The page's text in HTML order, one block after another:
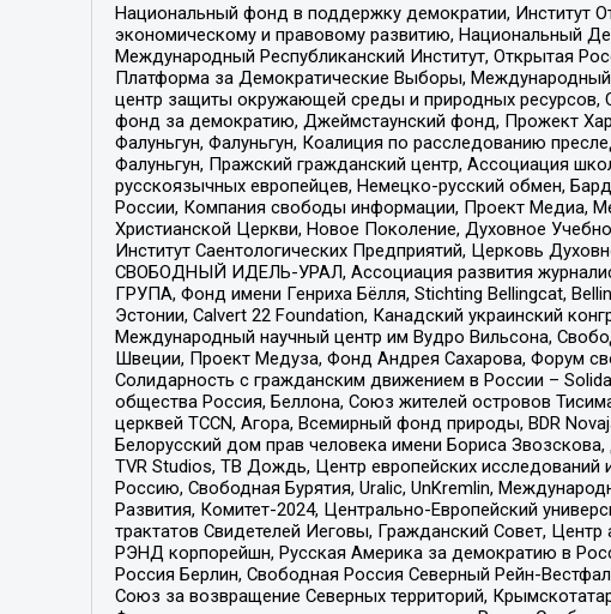
Национальный фонд в поддержку демократии, Институт
экономическому и правовому развитию, Национальный
Международный Республиканский Институт, Открытая
Платформа за Демократические Выборы,
центр защиты окружающей среды и природных ресурсов,
фонд за демократию, Джеймстаунский фонд, Прожект
Фалуньгун, Фалуньгун, Коалиция по расследованию
Фалуньгун, Пражский гражданский центр, Ассоциация
русскоязычных европейцев, Немецко-русский обмен,
России, Компания свободы информации, Проект Медиа,
Христианской Церкви, Новое Поколение, Духовное
Институт Саентологических Предприятий, Церковь
СВОБОДНЫЙ ИДЕЛЬ-УРАЛ, Ассоциация развития
ГРУПА, Фонд имени Генриха Бёлля, Stichting Bellingcat,
Эстонии, Calvert 22 Foundation, Канадский украинский
Международный научный центр им Вудро Вильсона,
Швеции, Проект Медуза, Фонд Андрея Сахарова, Форум
Солидарность с гражданским движением в России –
общества Россия, Беллона, Союз жителей островов
церквей TCCN, Агора, Всемирный фонд природы, BDR
Белорусский дом прав человека имени Бориса
TVR Studios, ТВ Дождь, Центр европейских
Россию, Свободная Бурятия, Uralic, UnKremlin,
Развития, Комитет-2024, Центрально-Европейский
трактатов Свидетелей Иеговы, Гражданский Совет,
РЭНД корпорейшн, Русская Америка за демократию в
Россия Берлин, Свободная Россия Северный Рейн-
Союз за возвращение Северных территорий,